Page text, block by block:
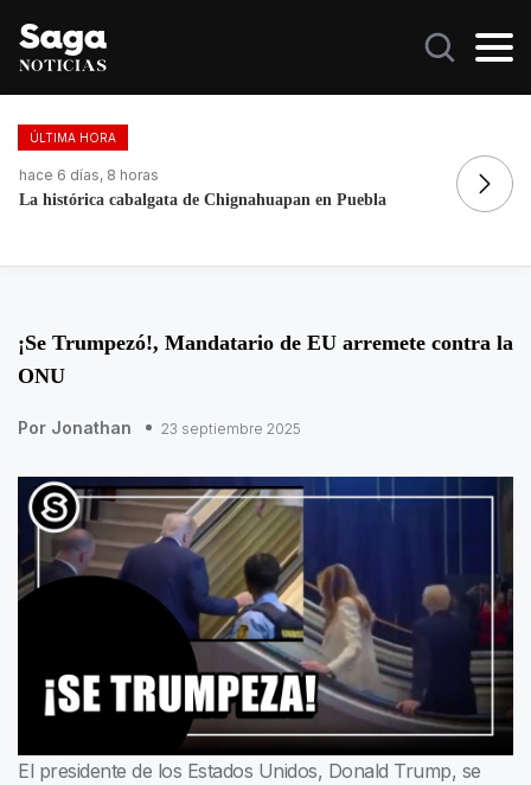
ÚLTIMA HORA
hace 2 días, 8 horas
Galilea Montijo celebra estar entre Los 50 más bellos
¡Se Trumpezó!, Mandatario de EU arremete contra la
ONU
Por Jonathan 23 septiembre 2025
El presidente de los Estados Unidos, Donald Trump, se